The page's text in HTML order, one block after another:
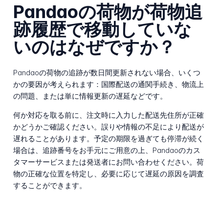
Pandaoの荷物が荷物追
跡履歴で移動していな
いのはなぜですか？
Pandaoの荷物の追跡が数日間更新されない場合、いくつ
かの要因が考えられます：国際配送の通関手続き、物流上
の問題、または単に情報更新の遅延などです。
何か対応を取る前に、注文時に入力した配送先住所が正確
かどうかご確認ください。誤りや情報の不足により配送が
遅れることがあります。予定の期限を過ぎても停滞が続く
場合は、追跡番号をお手元にご用意の上、Pandaoのカス
タマーサービスまたは発送者にお問い合わせください。荷
物の正確な位置を特定し、必要に応じて遅延の原因を調査
することができます。